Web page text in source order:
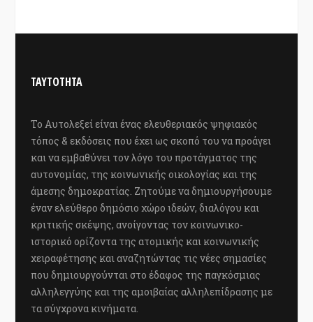
ΤΑΥΤΟΤΗΤΑ
Το Αυτολεξεί είναι ένας ελευθεριακός ψηφιακός
τόπος & εκδόσεις που έχει ως σκοπό του να προάγει
και να εμβαθύνει τον λόγο του προτάγματος της
αυτονομίας, της κοινωνικής οικολογίας και της
άμεσης δημοκρατίας. Ζητούμε να δημιουργήσουμε
έναν ελεύθερο δημόσιο χώρο ιδεών, διαλόγου και
κριτικής σκέψης, ανοίγοντας τον κοινωνικο-
ιστορικό ορίζοντα της ατομικής και κοινωνικής
χειραφέτησης και αναζητώντας τις νέες σημασίες
που δημιουργούνται στο έδαφος της παγκόσμιας
αλληλεγγύης και της αμοιβαίας αλληλεπίδρασης με
τα σύγχρονα κινήματα.